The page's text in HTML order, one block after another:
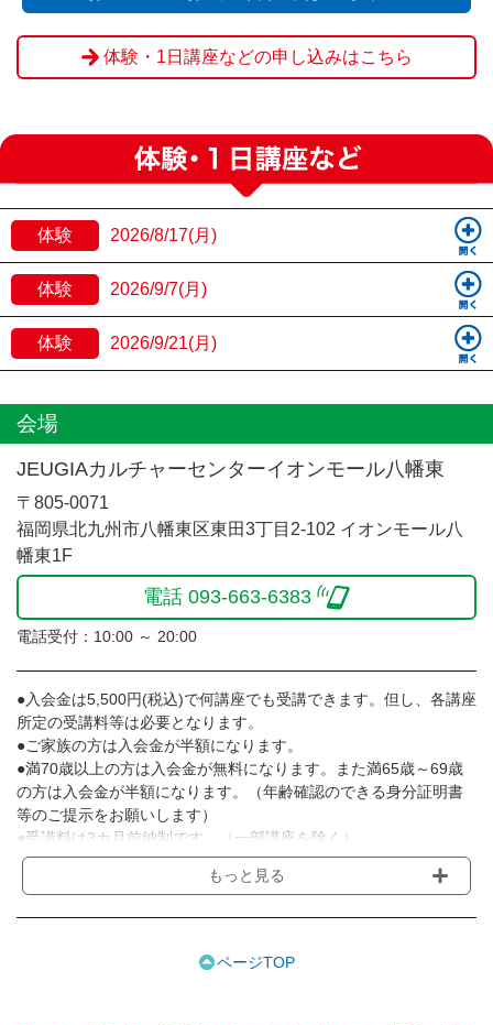
体験・1日講座などの申し込みはこちら
体験 2026/8/17(月)
体験 2026/9/7(月)
体験 2026/9/21(月)
会場
JEUGIAカルチャーセンターイオンモール八幡東
〒805-0071
福岡県北九州市八幡東区東田3丁目2-102 イオンモール八
幡東1F
電話 093-663-6383
電話受付：10:00 ～ 20:00
●入会金は5,500円(税込)で何講座でも受講できます。但し、各講座
所定の受講料等は必要となります。
●ご家族の方は入会金が半額になります。
●満70歳以上の方は入会金が無料になります。また満65歳～69歳
の方は入会金が半額になります。（年齢確認のできる身分証明書
等のご提示をお願いします）
●受講料は3カ月前納制です。（一部講座を除く）
●受講料には運営費として１講座につき月額770円(税込)が含まれ
ております。また一部の講座では別途傷害保険料も含まれており
用は含まれておりません。
もっと見る
ページTOP